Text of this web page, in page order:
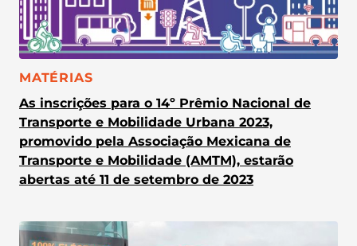
CATEGORIA:
MATÉRIAS
As inscrições para o 14º Prêmio Nacional de
Transporte e Mobilidade Urbana 2023,
promovido pela Associação Mexicana de
Transporte e Mobilidade (AMTM), estarão
abertas até 11 de setembro de 2023